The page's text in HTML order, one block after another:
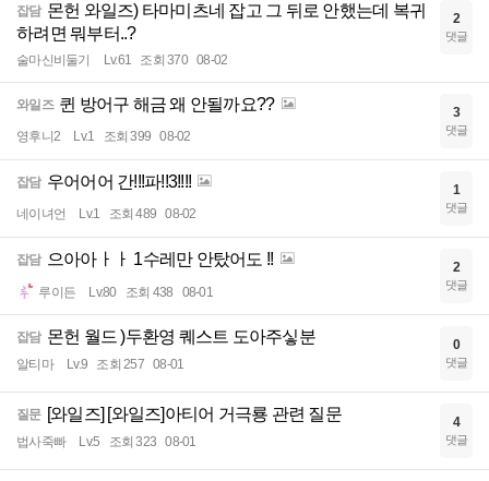
잡담 몬헌 와일즈) 타마미츠네 잡고 그 뒤로 안했는데 복귀
하려면 뭐부터..?
술마신비둘기 Lv.61 조회 370 08-02
2
댓글
와일즈 퀸 방어구 해금 왜 안될까요??
영후니2 Lv.1 조회 399 08-02
3
댓글
잡담 우어어어 간!!!파!!3!!!!
네이녀언 Lv.1 조회 489 08-02
1
댓글
잡담 으아아ㅏㅏ 1수레만 안탔어도 !!
루이든 Lv.80 조회 438 08-01
2
댓글
잡담 몬헌 월드 )두환영 퀘스트 도아주싷분
알티마 Lv.9 조회 257 08-01
0
댓글
질문 [와일즈] [와일즈]아티어 거극룡 관련 질문
법사죽빠 Lv.5 조회 323 08-01
4
댓글